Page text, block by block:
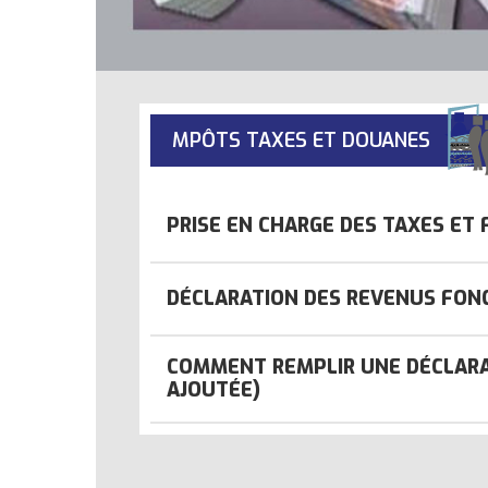
MPÔTS TAXES ET DOUANES
PRISE EN CHARGE DES TAXES
DÉCLARATION DES REVENUS
COMMENT REMPLIR UNE
AJOUTÉE)